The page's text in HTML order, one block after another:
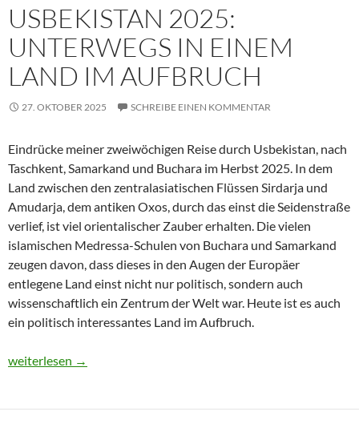
USBEKISTAN 2025:
UNTERWEGS IN EINEM
LAND IM AUFBRUCH
27. OKTOBER 2025 SCHREIBE EINEN KOMMENTAR
Eindrücke meiner zweiwöchigen Reise durch Usbekistan, nach
Taschkent, Samarkand und Buchara im Herbst 2025. In dem
Land zwischen den zentralasiatischen Flüssen Sirdarja und
Amudarja, dem antiken Oxos, durch das einst die Seidenstraße
verlief, ist viel orientalischer Zauber erhalten. Die vielen
islamischen Medressa-Schulen von Buchara und Samarkand
zeugen davon, dass dieses in den Augen der Europäer
entlegene Land einst nicht nur politisch, sondern auch
wissenschaftlich ein Zentrum der Welt war. Heute ist es auch
ein politisch interessantes Land im Aufbruch.
Usbekistan 2025: Unterwegs in einem Land im Aufbruch
weiterlesen →